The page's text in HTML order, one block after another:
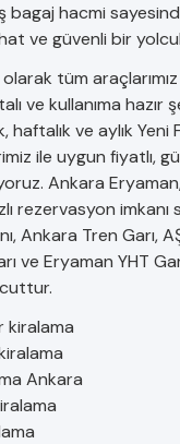
bagaj hacmi
ve güvenli bir
tüm
ve kullanıma hazır
haftalık ve aylık
ile uygun fiyatlı,
Ankara
rezervasyon imkanı
Ankara Tren Garı,
ve Eryaman YHT
kiralama
Ankara